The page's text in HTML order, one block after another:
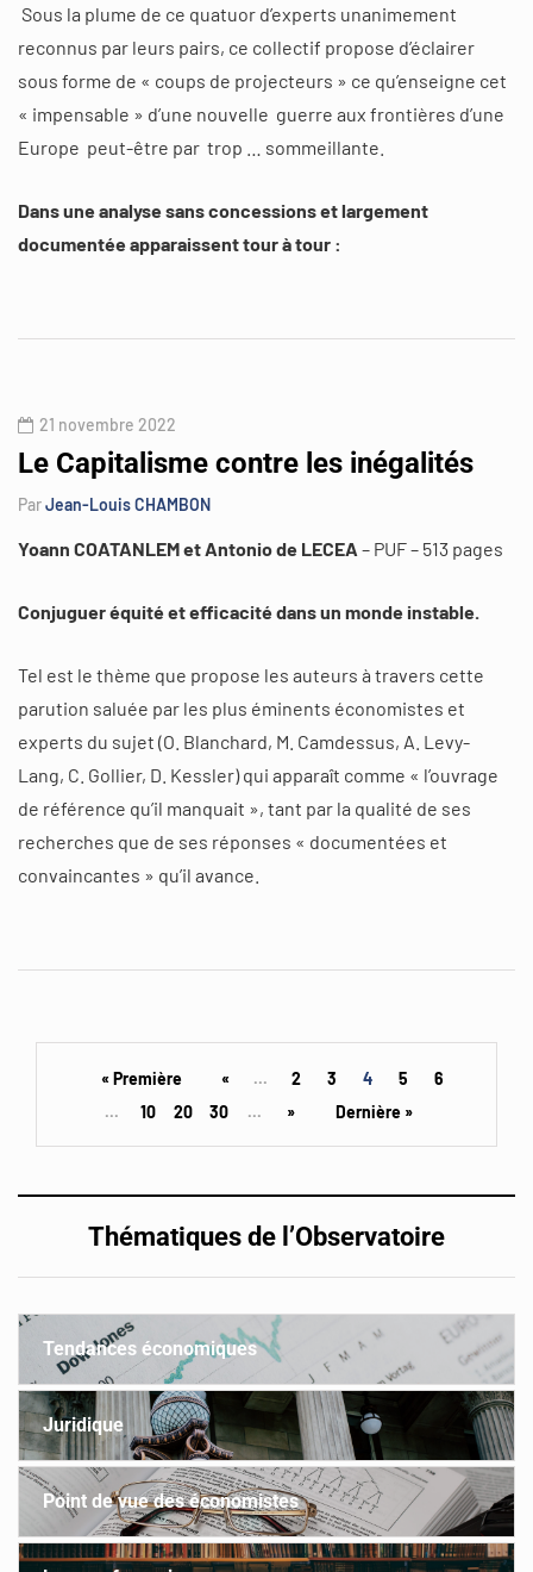
Sous la plume de ce quatuor d’experts unanimement
reconnus par leurs pairs, ce collectif propose d’éclairer
sous forme de « coups de projecteurs » ce qu’enseigne cet
« impensable » d’une nouvelle guerre aux frontières d’une
Europe peut-être par trop … sommeillante.
Dans une analyse sans concessions et largement
documentée apparaissent tour à tour :
21 novembre 2022
Le Capitalisme contre les inégalités
ParJean-Louis CHAMBON
Yoann COATANLEM et Antonio de LECEA – PUF – 513 pages
Conjuguer équité et efficacité dans un monde instable.
Tel est le thème que propose les auteurs à travers cette
parution saluée par les plus éminents économistes et
experts du sujet (O. Blanchard, M. Camdessus, A. Levy-
Lang, C. Gollier, D. Kessler) qui apparaît comme « l’ouvrage
de référence qu’il manquait », tant par la qualité de ses
recherches que de ses réponses « documentées et
convaincantes » qu’il avance.
« Première « ... 2 3 4 5
6
...
10 20 30 ... » Dernière »
Thématiques de l’Observatoire
Tendances économiques
Juridique
Point de vue des économistes